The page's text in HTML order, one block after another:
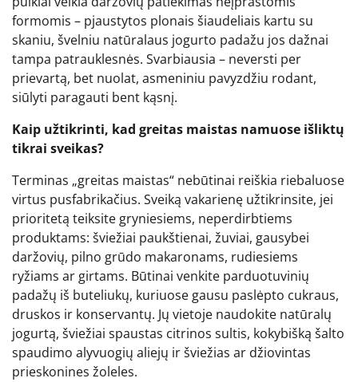
formomis – pjaustytos plonais šiaudeliais kartu su
skaniu, švelniu natūralaus jogurto padažu jos dažnai
tampa patrauklesnės. Svarbiausia – neversti per
prievartą, bet nuolat, asmeniniu pavyzdžiu rodant,
siūlyti paragauti bent kąsnį.
Kaip užtikrinti, kad greitas maistas namuose išliktų
tikrai sveikas?
Terminas „greitas maistas“ nebūtinai reiškia riebaluose
virtus pusfabrikačius. Sveiką vakarienę užtikrinsite, jei
prioritetą teiksite gryniesiems, neperdirbtiems
produktams: šviežiai paukštienai, žuviai, gausybei
daržovių, pilno grūdo makaronams, rudiesiems
ryžiams ar girtams. Būtinai venkite parduotuvinių
padažų iš buteliukų, kuriuose gausu paslėpto cukraus,
druskos ir konservantų. Jų vietoje naudokite natūralų
jogurtą, šviežiai spaustas citrinos sultis, kokybišką šalto
spaudimo alyvuogių aliejų ir šviežias ar džiovintas
prieskonines žoleles.